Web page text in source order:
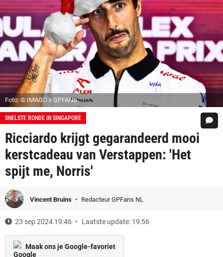
Foto: © IMAGO x GPFANS
SNELSTE RONDE IN SINGAPORE
Ricciardo krijgt gegarandeerd mooi
kerstcadeau van Verstappen: 'Het
spijt me, Norris'
Vincent Bruins Redacteur GPFans NL
23 sep 2024 19:46 Laatste update: 19:56
Maak ons je Google-favoriet